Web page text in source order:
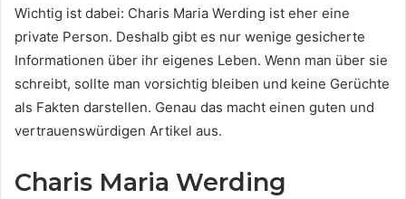
Wichtig ist dabei: Charis Maria Werding ist eher eine
private Person. Deshalb gibt es nur wenige gesicherte
Informationen über ihr eigenes Leben. Wenn man über sie
schreibt, sollte man vorsichtig bleiben und keine Gerüchte
als Fakten darstellen. Genau das macht einen guten und
vertrauenswürdigen Artikel aus.
Charis Maria Werding